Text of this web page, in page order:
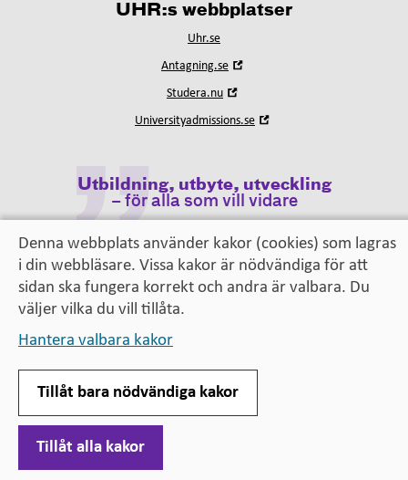
UHR:s webbplatser
Uhr.se
Antagning.se
fönster
Studera.nu
nytt
Universityadmissions.se
Utbildning, utbyte, utveckling
– för alla som vill vidare
Denna webbplats använder kakor (cookies) som lagras
i din webbläsare. Vissa kakor är nödvändiga för att
sidan ska fungera korrekt och andra är valbara. Du
väljer vilka du vill tillåta.
Hantera valbara kakor
Tillåt bara nödvändiga kakor
Tillåt alla kakor